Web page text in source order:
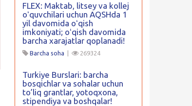
FLEX: Maktab, litsey va kollej
oʻquvchilari uchun AQSHda 1
yil davomida oʻqish
imkoniyati; oʻqish davomida
barcha xarajatlar qoplanadi!
Barcha soha 269324
Turkiye Burslari: barcha
bosqichlar va sohalar uchun
to’liq grantlar, yotoqxona,
stipendiya va boshqalar!